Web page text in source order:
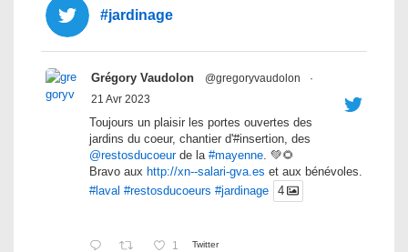
#jardinage
Grégory Vaudolon @gregoryvaudolon
·
21 Avr 2023
Toujours un plaisir les portes ouvertes des
jardins du coeur, chantier d'#insertion, des
@restosducoeurde la #mayenne. 💚🌻
Bravo aux http://xn--salari-gva.es et aux bénévoles.
#laval #restosducoeurs #jardinage 4
1 Twitter